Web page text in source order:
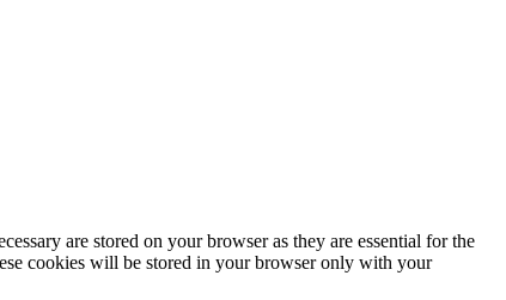
are stored on your browser as they are essential for the
cookies will be stored in your browser only with your